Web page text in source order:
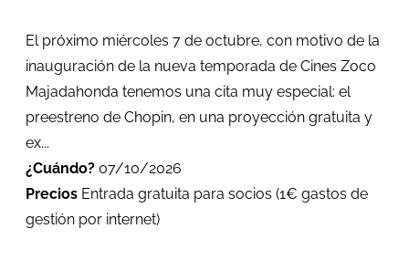
El próximo miércoles 7 de octubre, con motivo de la
inauguración de la nueva temporada de Cines Zoco
Majadahonda tenemos una cita muy especial: el
preestreno de Chopin, en una proyección gratuita y
ex...
¿Cuándo? 07/10/2026
Precios Entrada gratuita para socios (1€ gastos de
gestión por internet)